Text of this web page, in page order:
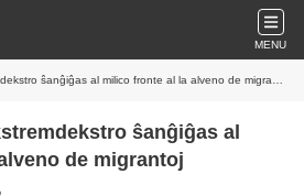
MENU
ŝanĝiĝas al milico fronte al la alveno de migrantoj
ŝanĝiĝas al
de migrantoj